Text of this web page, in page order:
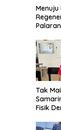
Palaran
Tak
Fisik
Kaltim